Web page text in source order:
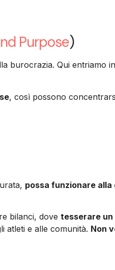
Purpose)
burocrazia. Qui entriamo
, così possono
possa funzionare
bilanci, dove tesserare un
atleti e alle comunità. Non